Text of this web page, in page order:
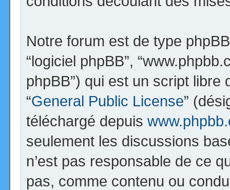
Notre forum est de type phpBB
“logiciel phpBB”,
phpBB”) qui est un script
“General Public License”
téléchargé depuis
seulement les discussions
n’est pas responsable de ce
pas, comme contenu ou